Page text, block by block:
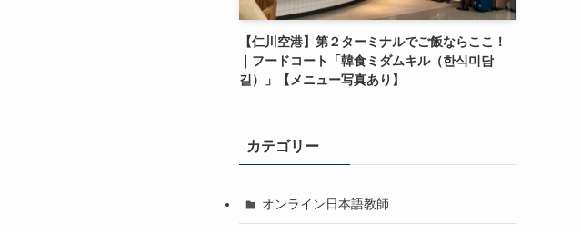
【仁川空港】第２ターミナルでご飯ならここ！
｜フードコート「韓食ミダムキル（한식미담
길）」【メニュー写真あり】
カテゴリー
オンライン日本語教師